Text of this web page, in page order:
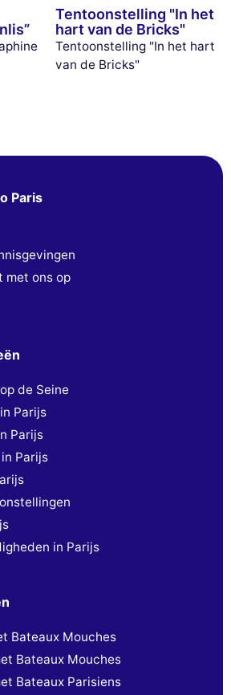
Tentoonstelling "In het
hart van de Bricks"
Tentoonstelling "In het hart
van de Bricks"
Paris
met ons op
de Seine
Parijs
Parijs
Parijs
in Parijs
Bateaux Mouches
Bateaux Mouches
Bateaux Parisiens